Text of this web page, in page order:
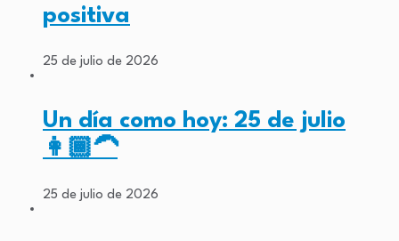
positiva
25 de julio de 2026
Un día como hoy: 25 de julio
👩🏾‍🦱
25 de julio de 2026